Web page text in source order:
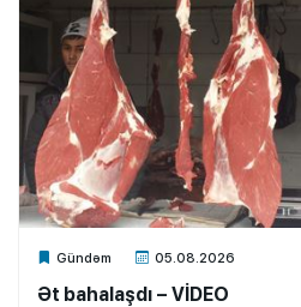
Gündəm 05.08.2026
Xalq.Online
Ət bahalaşdı – VİDEO